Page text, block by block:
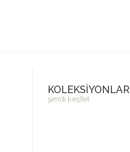
KOLEKSİYONLAR
şimdi keşfet